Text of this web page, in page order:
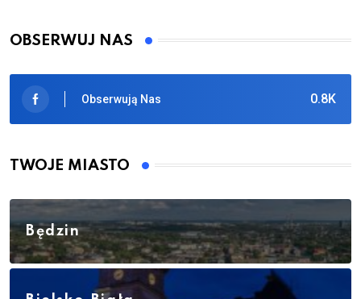
OBSERWUJ NAS
0.8K
Obserwują Nas
TWOJE MIASTO
Będzin